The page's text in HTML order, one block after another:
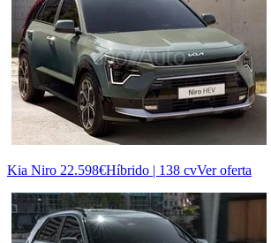
Kia Niro 22.598€Híbrido | 138 cvVer oferta